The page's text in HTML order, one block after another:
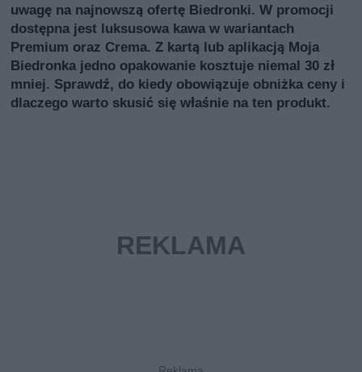
uwagę na najnowszą ofertę Biedronki. W promocji
dostępna jest luksusowa kawa w wariantach
Premium oraz Crema. Z kartą lub aplikacją Moja
Biedronka jedno opakowanie kosztuje niemal 30 zł
mniej. Sprawdź, do kiedy obowiązuje obniżka ceny i
dlaczego warto skusić się właśnie na ten produkt.